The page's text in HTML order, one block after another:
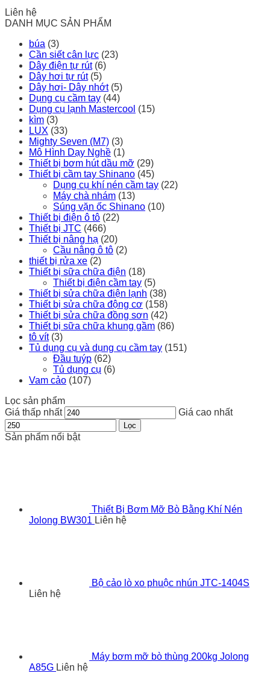
Liên hệ
DANH MỤC SẢN PHẨM
búa (3)
Cần siết cân lực (23)
Dây điện tự rút (6)
Dây hơi tự rút (5)
Dây hơi- Dây nhớt (5)
Dụng cụ cầm tay (44)
Dụng cụ lạnh Mastercool (15)
kìm (3)
LUX (33)
Mighty Seven (M7) (3)
Mô Hình Dạy Nghề (1)
Thiết bị bơm hút dầu mỡ (29)
Thiết bị cầm tay Shinano (45)
Dụng cụ khí nén cầm tay (22)
Máy chà nhám (13)
Súng vặn ốc Shinano (10)
Thiết bị điện ô tô (22)
Thiết bị JTC (466)
Thiết bị nâng hạ (20)
Cầu nâng ô tô (2)
thiết bị rửa xe (2)
Thiết bị sữa chữa điện (18)
Thiết bị điện cầm tay (5)
Thiết bị sửa chữa điện lạnh (38)
Thiết bị sửa chữa động cơ (158)
Thiết bị sửa chữa đồng sơn (42)
Thiết bị sữa chữa khung gầm (86)
tô vít (3)
Tủ dụng cụ và dụng cụ cầm tay (151)
Đầu tuýp (62)
Tủ dụng cụ (6)
Vam cảo (107)
Lọc sản phẩm
Giá thấp nhất
Giá cao nhất
Lọc
Sản phẩm nổi bật
Thiết Bị Bơm Mỡ Bò Bằng Khí Nén
Jolong BW301 Liên hệ
Bộ cảo lò xo phuộc nhún JTC-1404S
Liên hệ
Máy bơm mỡ bò thùng 200kg Jolong
A85G Liên hệ